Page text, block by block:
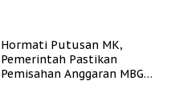
Hormati Putusan MK,
Pemerintah Pastikan
Pemisahan Anggaran MBG